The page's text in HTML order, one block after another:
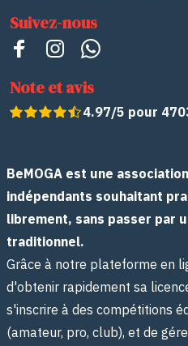
Suivez-nous
Note et avis
4.97/5 pour
BeMOGA est une
indépendants souhaitant
librement, sans passer par
traditionnel.
Grâce à notre plateforme en
d'obtenir rapidement sa
s'inscrire à des compétitions
(amateur, pro, club), et de